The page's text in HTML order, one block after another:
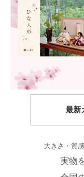
最新
大きさ・質
実物